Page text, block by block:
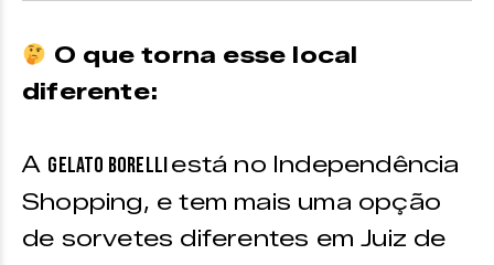
O que torna esse local
diferente:
A Gelato Borelliestá no Independência
Shopping, e tem mais uma opção
de sorvetes diferentes em Juiz de